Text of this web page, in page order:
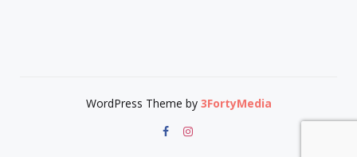
WordPress Theme by 3FortyMedia